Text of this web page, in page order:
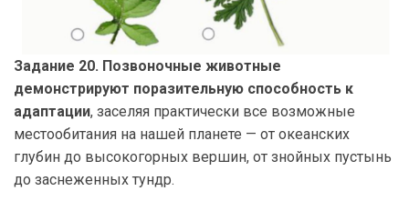
Задание 20. Позвоночные животные
демонстрируют поразительную способность к
адаптации, заселяя практически все возможные
местообитания на нашей планете — от океанских
глубин до высокогорных вершин, от знойных пустынь
до заснеженных тундр.